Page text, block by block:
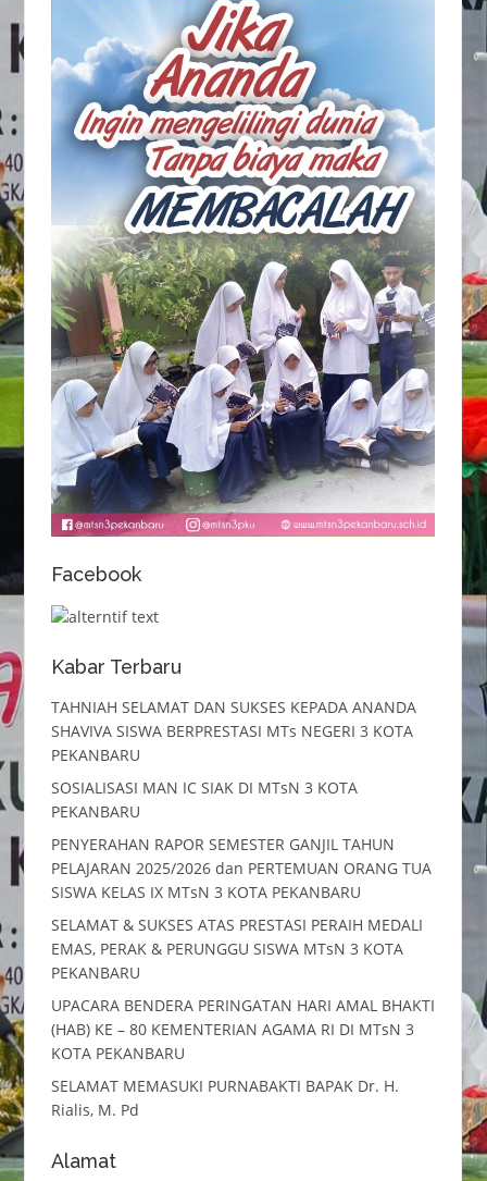
Facebook
Kabar Terbaru
TAHNIAH SELAMAT DAN SUKSES KEPADA ANANDA
SHAVIVA SISWA BERPRESTASI MTs NEGERI 3 KOTA
PEKANBARU
SOSIALISASI MAN IC SIAK DI MTsN 3 KOTA
PEKANBARU
PENYERAHAN RAPOR SEMESTER GANJIL TAHUN
PELAJARAN 2025/2026 dan PERTEMUAN ORANG TUA
SISWA KELAS IX MTsN 3 KOTA PEKANBARU
SELAMAT & SUKSES ATAS PRESTASI PERAIH MEDALI
EMAS, PERAK & PERUNGGU SISWA MTsN 3 KOTA
PEKANBARU
UPACARA BENDERA PERINGATAN HARI AMAL BHAKTI
(HAB) KE – 80 KEMENTERIAN AGAMA RI DI MTsN 3
KOTA PEKANBARU
SELAMAT MEMASUKI PURNABAKTI BAPAK Dr. H.
Rialis, M. Pd
Alamat